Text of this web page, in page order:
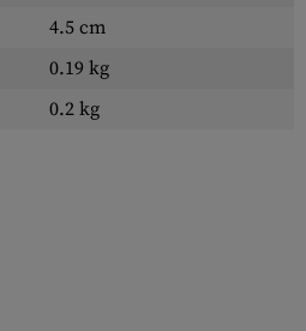
4.5 cm
0.19 kg
0.2 kg